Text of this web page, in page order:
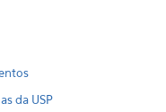
da USP